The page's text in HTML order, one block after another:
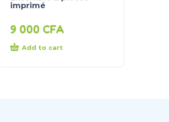
imprimé
9 000 CFA
Add to cart